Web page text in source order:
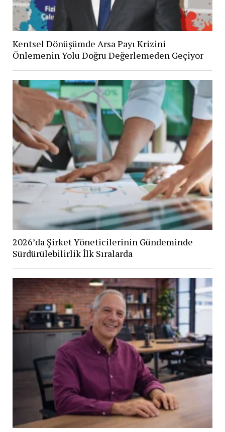
Kentsel Dönüşümde Arsa Payı Krizini
Önlemenin Yolu Doğru Değerlemeden Geçiyor
2026’da Şirket Yöneticilerinin Gündeminde
Sürdürülebilirlik İlk Sıralarda